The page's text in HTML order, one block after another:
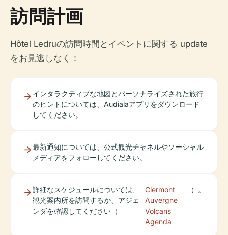
訪問計画
Hôtel Ledruの訪問時間とイベントに関する update
をお見逃しなく：
インタラクティブな地図とパーソナライズされた旅行
のヒントについては、Audialaアプリをダウンロード
してください。
最新通知については、公式観光チャネルやソーシャル
メディアをフォローしてください。
詳細なスケジュールについては、
観光案内所を訪問するか、アジェ
ンダを確認してください（
Clermont
Auvergne
Volcans
Agenda
）。